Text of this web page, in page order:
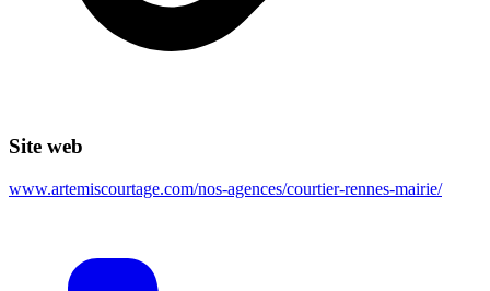
Site web
www.artemiscourtage.com/nos-agences/courtier-rennes-mairie/